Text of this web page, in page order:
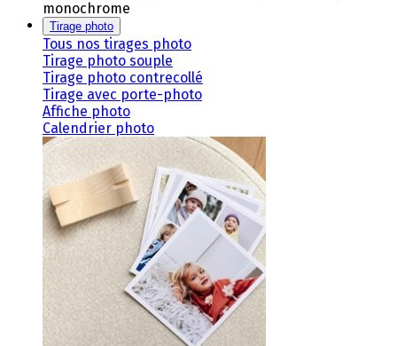
monochrome
Tirage photo
Tous nos tirages photo
Tirage photo souple
Tirage photo contrecollé
Tirage avec porte-photo
Affiche photo
Calendrier photo